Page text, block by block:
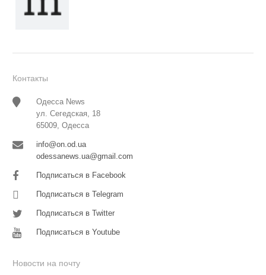
Контакты
Одесса News
ул. Сегедская, 18
65009, Одесса
info@on.od.ua
odessanews.ua@gmail.com
Подписаться в Facebook
Подписаться в Telegram
Подписаться в Twitter
Подписаться в Youtube
Новости на почту